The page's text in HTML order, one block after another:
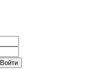
Войти